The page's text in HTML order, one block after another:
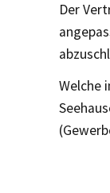
Der
Welche